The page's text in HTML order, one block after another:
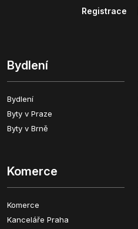
Bydlení
Bydlení
Byty v Praze
Byty v Brně
Komerce
Komerce
Kanceláře Praha
Registrace